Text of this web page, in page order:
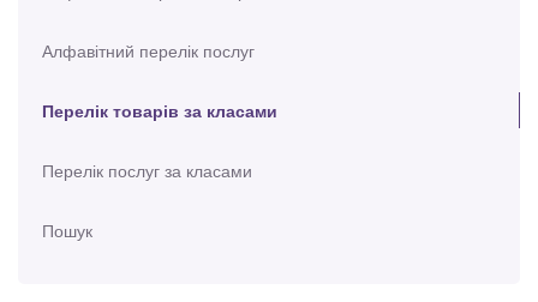
Алфавітний перелік послуг
Перелік товарів за класами
Перелік послуг за класами
Пошук